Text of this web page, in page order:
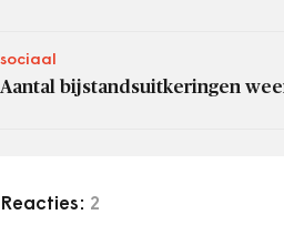
sociaal
Aantal bijstandsuitkeringen
Reacties: 2